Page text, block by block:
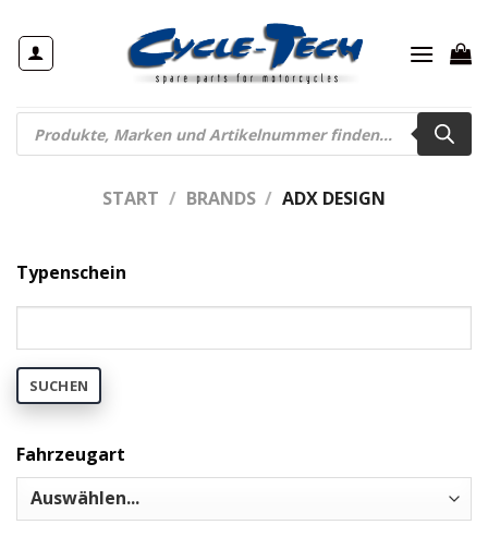
Inhalt
springen
Products
search
START / BRANDS / ADX DESIGN
Typenschein
SUCHEN
Fahrzeugart